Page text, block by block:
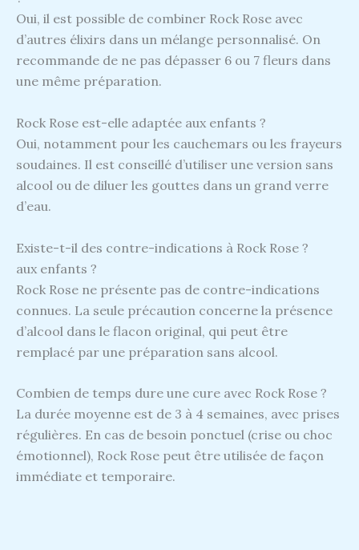
Oui, il est possible de combiner Rock Rose avec
d’autres élixirs dans un mélange personnalisé. On
recommande de ne pas dépasser 6 ou 7 fleurs dans
une même préparation.
Rock Rose est-elle adaptée aux enfants ?
Oui, notamment pour les cauchemars ou les frayeurs
soudaines. Il est conseillé d’utiliser une version sans
alcool ou de diluer les gouttes dans un grand verre
d’eau.
Existe-t-il des contre-indications à Rock Rose ?
aux enfants ?
Rock Rose ne présente pas de contre-indications
connues. La seule précaution concerne la présence
d’alcool dans le flacon original, qui peut être
remplacé par une préparation sans alcool.
Combien de temps dure une cure avec Rock Rose ?
La durée moyenne est de 3 à 4 semaines, avec prises
régulières. En cas de besoin ponctuel (crise ou choc
émotionnel), Rock Rose peut être utilisée de façon
immédiate et temporaire.